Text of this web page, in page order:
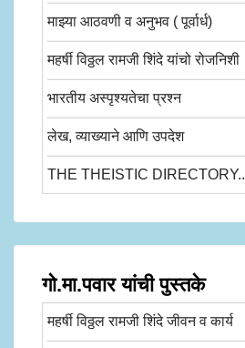
माझ्या आठवणी व अनुभव ( पूर्वार्ध)
महर्षी विठ्ठल रामजी शिंदे यांचो रोजनिशी
भारतीय अस्पृश्यतेचा प्रश्न
लेख, व्याख्याने आणि उपदेश
THE THEISTIC DIRECTORY..
गो.मा.पवार यांची पुस्तके
महर्षी विठ्ठल रामजी शिंदे जीवन व कार्य